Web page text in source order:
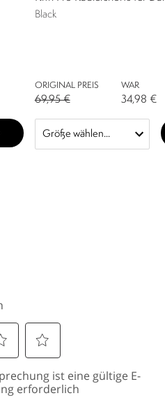
Black
ORIGINAL PREIS
69,95 €
WAR
34,98 €